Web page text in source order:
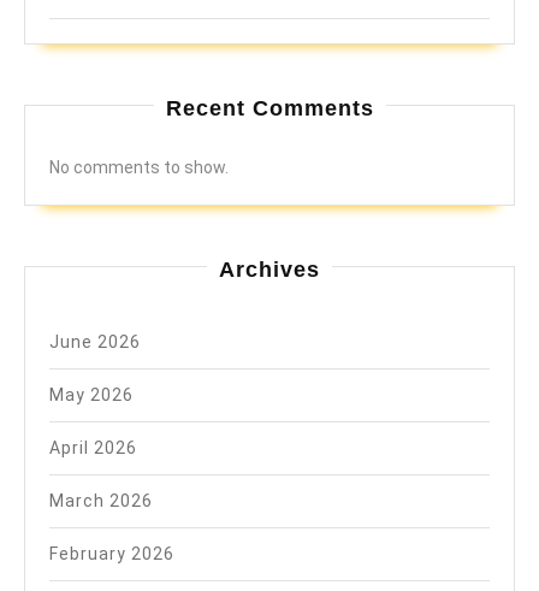
Recent Comments
No comments to show.
Archives
June 2026
May 2026
April 2026
March 2026
February 2026